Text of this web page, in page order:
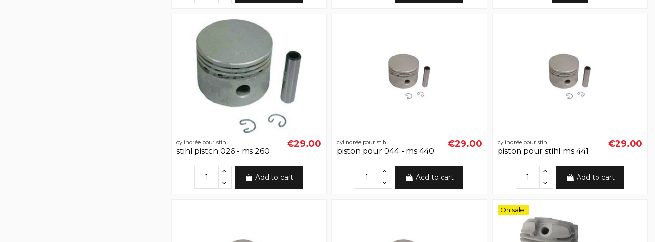
cylindrée pour stihl
stihl piston 026 - ms 260
€29.00
Add to cart
cylindrée pour stihl
piston pour 044 - ms 440
€29.00
Add to cart
cylindrée pour stihl
piston pour stihl ms 441
€29.00
Add to cart
On sale!